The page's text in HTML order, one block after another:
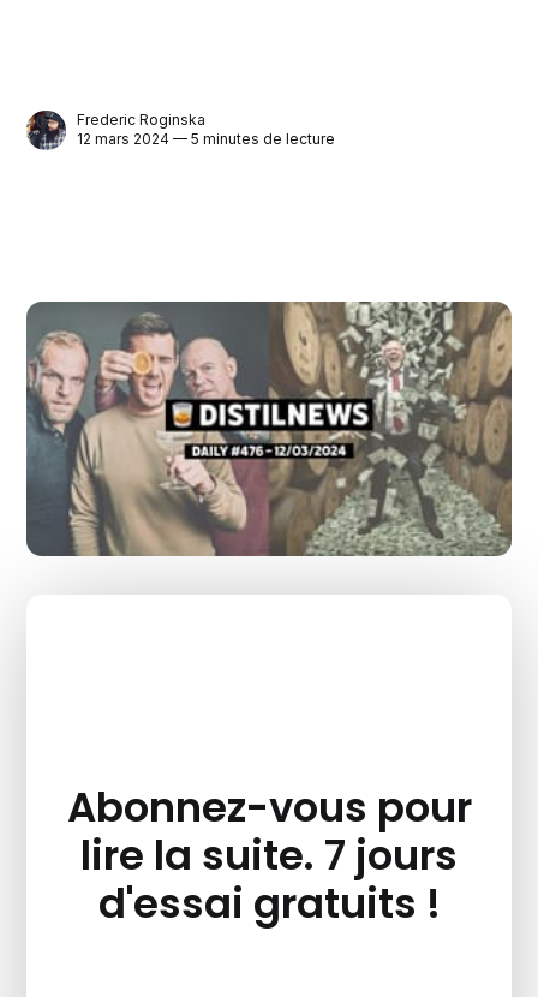
Frederic Roginska
12 mars 2024 — 5 minutes de lecture
Abonnez-vous pour
lire la suite. 7 jours
d'essai gratuits !